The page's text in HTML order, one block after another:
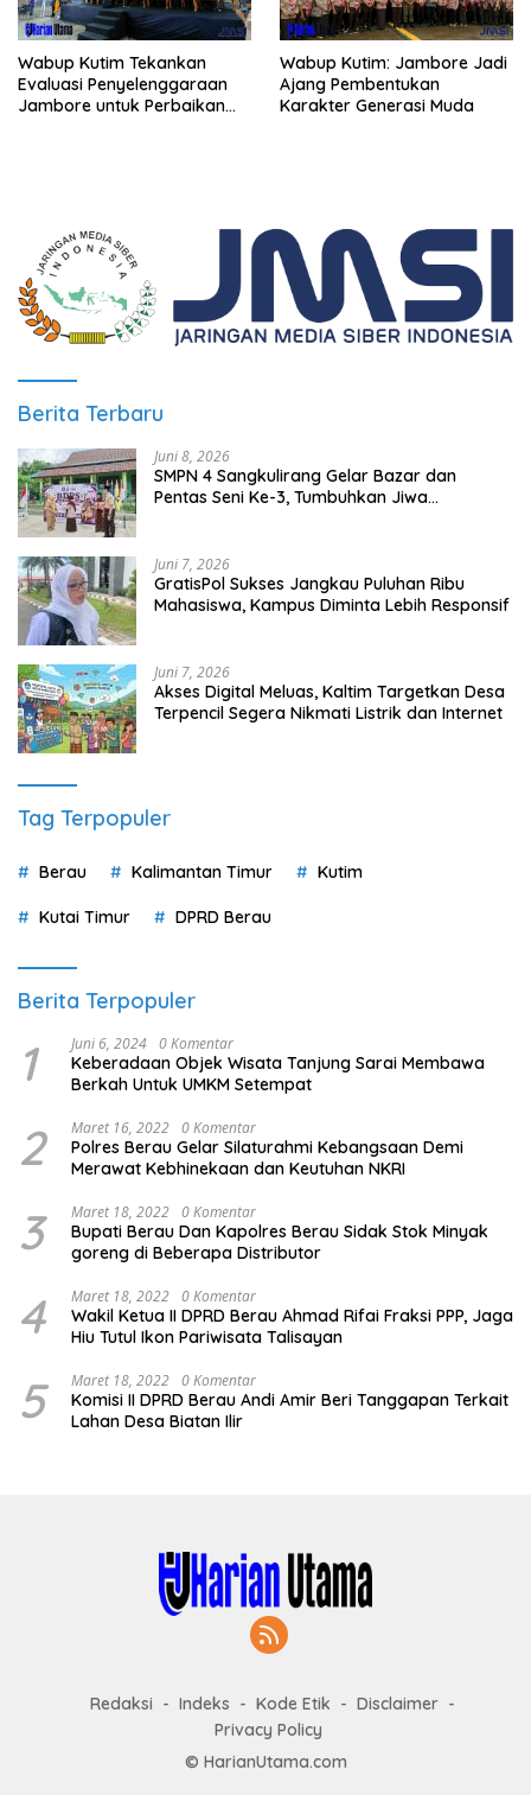
Wabup Kutim Tekankan
Evaluasi Penyelenggaraan
Jambore untuk Perbaikan
Wabup Kutim: Jambore Jadi
Ajang Pembentukan
Karakter Generasi Muda
Berita Terbaru
Juni 8, 2026
SMPN 4 Sangkulirang Gelar Bazar dan
Pentas Seni Ke-3, Tumbuhkan Jiwa
Juni 7, 2026
GratisPol Sukses Jangkau Puluhan Ribu
Mahasiswa, Kampus Diminta Lebih Responsif
Juni 7, 2026
Akses Digital Meluas, Kaltim Targetkan Desa
Terpencil Segera Nikmati Listrik dan Internet
Tag Terpopuler
Berau Kalimantan Timur Kutim
Kutai Timur DPRD Berau
Berita Terpopuler
1 Juni 6, 2024 0 Komentar
Keberadaan Objek Wisata Tanjung Sarai Membawa
Berkah Untuk UMKM Setempat
2 Maret 16, 2022 0 Komentar
Polres Berau Gelar Silaturahmi Kebangsaan Demi
Merawat Kebhinekaan dan Keutuhan NKRI
3 Maret 18, 2022 0 Komentar
Bupati Berau Dan Kapolres Berau Sidak Stok Minyak
goreng di Beberapa Distributor
4 Maret 18, 2022 0 Komentar
Wakil Ketua II DPRD Berau Ahmad Rifai Fraksi PPP, Jaga
Hiu Tutul Ikon Pariwisata Talisayan
5 Maret 18, 2022 0 Komentar
Komisi II DPRD Berau Andi Amir Beri Tanggapan Terkait
Lahan Desa Biatan Ilir
Redaksi Indeks Kode Etik
Disclaimer
Privacy Policy
© HarianUtama.com